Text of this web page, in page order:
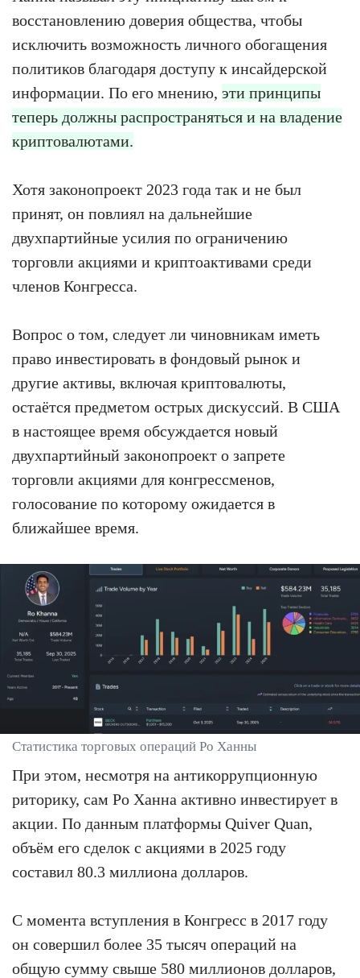
восстановлению доверия общества, чтобы
исключить возможность личного обогащения
политиков благодаря доступу к инсайдерской
информации. По его мнению, эти принципы
теперь должны распространяться и на владение
криптовалютами.
Хотя законопроект 2023 года так и не был
принят, он повлиял на дальнейшие
двухпартийные усилия по ограничению
торговли акциями и криптоактивами среди
членов Конгресса.
Вопрос о том, следует ли чиновникам иметь
право инвестировать в фондовый рынок и
другие активы, включая криптовалюты,
остаётся предметом острых дискуссий. В США
в настоящее время обсуждается новый
двухпартийный законопроект о запрете
торговли акциями для конгрессменов,
голосование по которому ожидается в
ближайшее время.
Статистика торговых операций Ро Ханны
При этом, несмотря на антикоррупционную
риторику, сам Ро Ханна активно инвестирует в
акции. По данным платформы Quiver Quan,
объём его сделок с акциями в 2025 году
составил 80.3 миллиона долларов.
С момента вступления в Конгресс в 2017 году
он совершил более 35 тысяч операций на
общую сумму свыше 580 миллионов долларов,